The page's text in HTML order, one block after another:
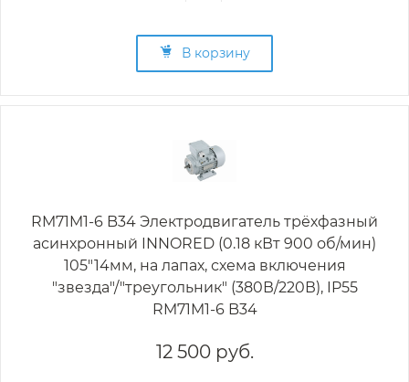
В корзину
RM71M1-6 B34 Электродвигатель трёхфазный
асинхронный INNORED (0.18 кВт 900 об/мин)
105"14мм, на лапах, схема включения
"звезда"/"треугольник" (380В/220В), IP55
RM71M1-6 B34
12 500 руб.